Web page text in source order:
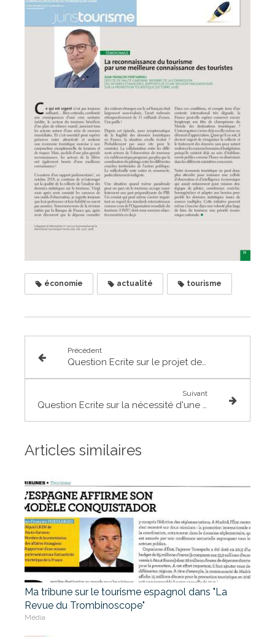
économie actualité tourisme
Précédent
Question Ecrite sur le projet de création d'une interprofession de transport fluvial
Suivant
Question Ecrite sur la nécessité d'une meilleure connaissance des données du tourisme
Articles similaires
Ma tribune sur le tourisme espagnol dans "La
Revue du Trombinoscope"
Média